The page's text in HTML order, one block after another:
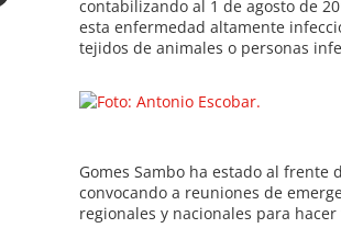
contabilizando al 1 de agosto de
esta enfermedad altamente
tejidos de animales o personas
Gomes Sambo ha estado al frente
convocando a reuniones de
regionales y nacionales para